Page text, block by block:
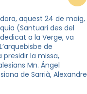
aquest 24 de maig,
(Santuari des del
a la Verge, va
de
presidir la missa,
Mn. Ángel
de Sarrià, Alexandre